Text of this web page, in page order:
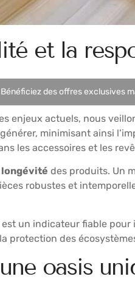
et la
des offres exclusives
enjeux actuels, nous
minimisant ainsi
les accessoires et les
longévité des produits. Un
robustes et
un indicateur fiable
protection des
oasis